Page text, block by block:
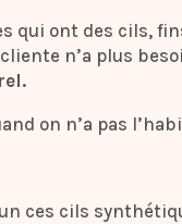
qui ont des cils,
n’a plus
on n’a pas
ces cils